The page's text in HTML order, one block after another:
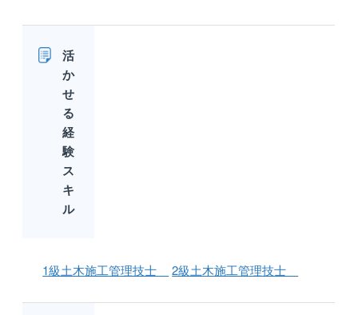
活
か
せ
る
経
験
ス
キ
ル
1級土木施工管理技士 2級土木施工管理技士